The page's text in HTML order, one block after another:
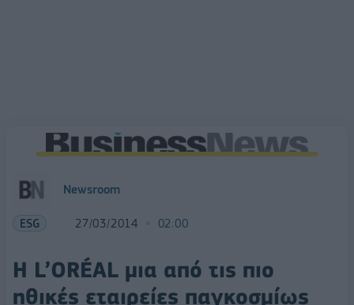
Newsroom
ESG 27/03/2014 02:00
Η L’ORÉAL μια από τις πιο
ηθικές εταιρείες παγκοσμίως